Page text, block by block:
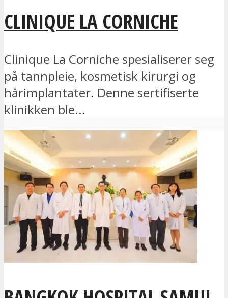
CLINIQUE LA CORNICHE
Clinique La Corniche spesialiserer seg
på tannpleie, kosmetisk kirurgi og
hårimplantater. Denne sertifiserte
klinikken ble...